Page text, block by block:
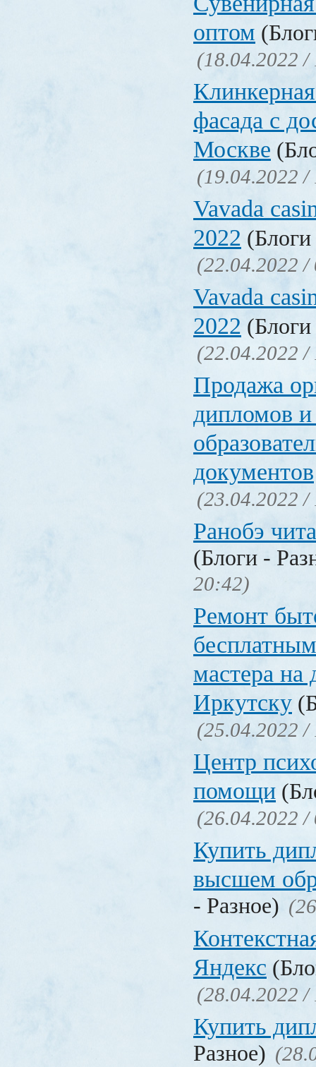
оптом
(18.04.2022 /
фасада с
Москве
(19.04.2022 /
Vavada
2022
(22.04.2022 /
Vavada
2022
(22.04.2022 /
Продажа
дипломов и
документов
(23.04.2022 /
Ранобэ
(Блоги -
20:42)
Ремонт
мастера на
Иркутску
(25.04.2022 /
Центр
помощи
(26.04.2022 /
Купить
высшем
- Разное)
Яндекс
(28.04.2022 /
Купить
Разное)